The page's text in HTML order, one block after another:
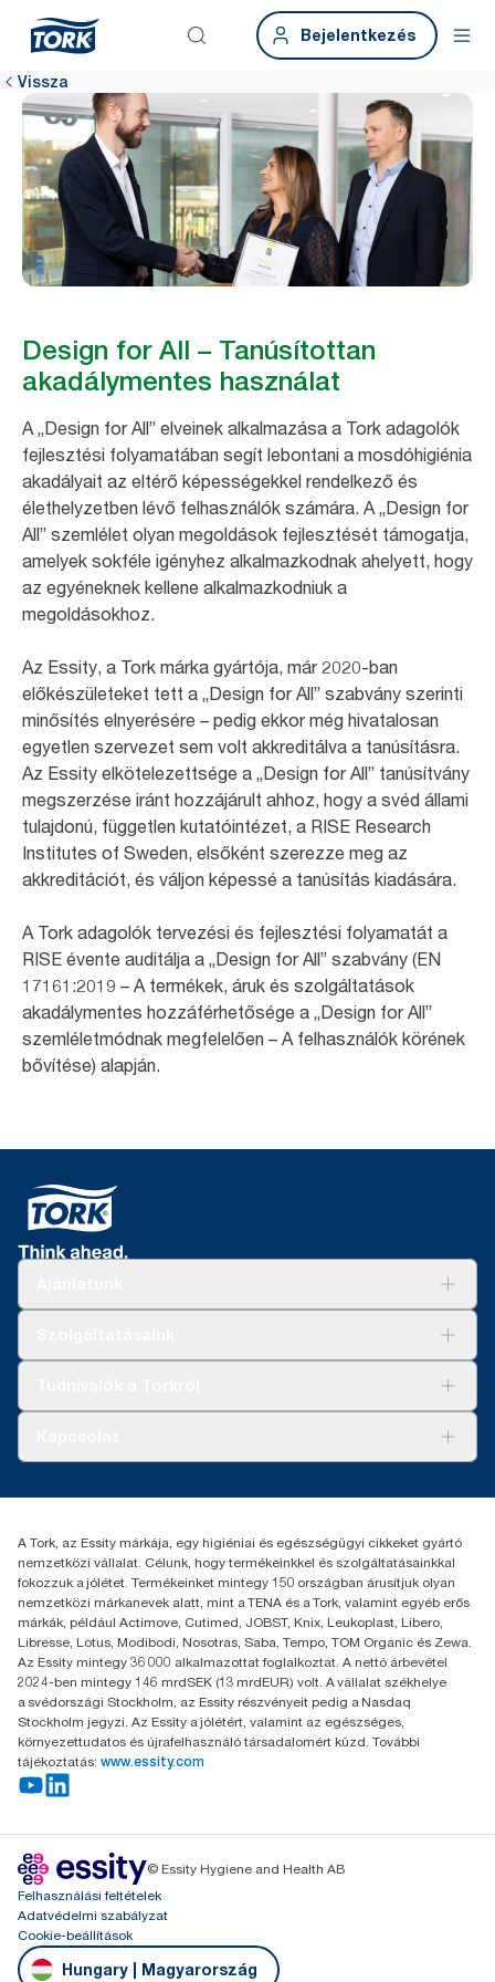
Bejelentkezés
Vissza
Design for All – Tanúsítottan
akadálymentes használat
A „Design for All” elveinek alkalmazása a Tork adagolók
fejlesztési folyamatában segít lebontani a mosdóhigiénia
akadályait az eltérő képességekkel rendelkező és
élethelyzetben lévő felhasználók számára. A „Design for
All” szemlélet olyan megoldások fejlesztését támogatja,
amelyek sokféle igényhez alkalmazkodnak ahelyett, hogy
az egyéneknek kellene alkalmazkodniuk a
megoldásokhoz.
Az Essity, a Tork márka gyártója, már 2020-ban
előkészületeket tett a „Design for All” szabvány szerinti
minősítés elnyerésére – pedig ekkor még hivatalosan
egyetlen szervezet sem volt akkreditálva a tanúsításra.
Az Essity elkötelezettsége a „Design for All” tanúsítvány
megszerzése iránt hozzájárult ahhoz, hogy a svéd állami
tulajdonú, független kutatóintézet, a RISE Research
Institutes of Sweden, elsőként szerezze meg az
akkreditációt, és váljon képessé a tanúsítás kiadására.
A Tork adagolók tervezési és fejlesztési folyamatát a
RISE évente auditálja a „Design for All” szabvány (EN
17161:2019 – A termékek, áruk és szolgáltatások
akadálymentes hozzáférhetősége a „Design for All”
szemléletmódnak megfelelően – A felhasználók körének
bővítése) alapján.
+36 1 392 2176
H-1021 Budapest
Budakeszi út 51.
A Tork, az Essity márkája, egy higiéniai és egészségügyi cikkeket gyártó
nemzetközi vállalat. Célunk, hogy termékeinkkel és szolgáltatásainkkal
fokozzuk a jólétet. Termékeinket mintegy 150 országban árusítjuk olyan
nemzetközi márkanevek alatt, mint a TENA és a Tork, valamint egyéb erős
márkák, például Actimove, Cutimed, JOBST, Knix, Leukoplast, Libero,
Libresse, Lotus, Modibodi, Nosotras, Saba, Tempo, TOM Organic és Zewa.
Az Essity mintegy 36 000 alkalmazottat foglalkoztat. A nettó árbevétel
2024-ben mintegy 146 mrdSEK (13 mrdEUR) volt. A vállalat székhelye
a svédországi Stockholm, az Essity részvényeit pedig a Nasdaq
Stockholm jegyzi. Az Essity a jólétért, valamint az egészséges,
környezettudatos és újrafelhasználó társadalomért küzd. További
tájékoztatás: www.essity.com
© Essity Hygiene and Health AB
Felhasználási feltételek
Adatvédelmi szabályzat
Cookie-beállítások
Hungary | Magyarország